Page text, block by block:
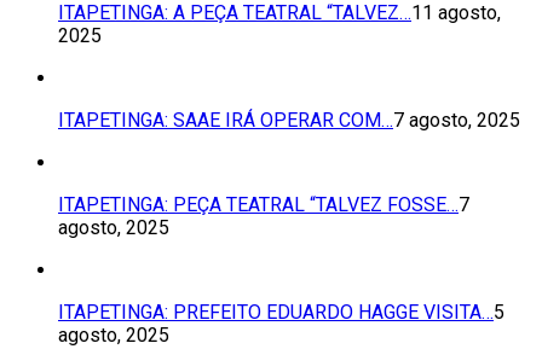
ITAPETINGA: A PEÇA TEATRAL “TALVEZ…11 agosto,
2025
ITAPETINGA: SAAE IRÁ OPERAR COM…7 agosto, 2025
ITAPETINGA: PEÇA TEATRAL “TALVEZ FOSSE…7
agosto, 2025
ITAPETINGA: PREFEITO EDUARDO HAGGE VISITA…5
agosto, 2025